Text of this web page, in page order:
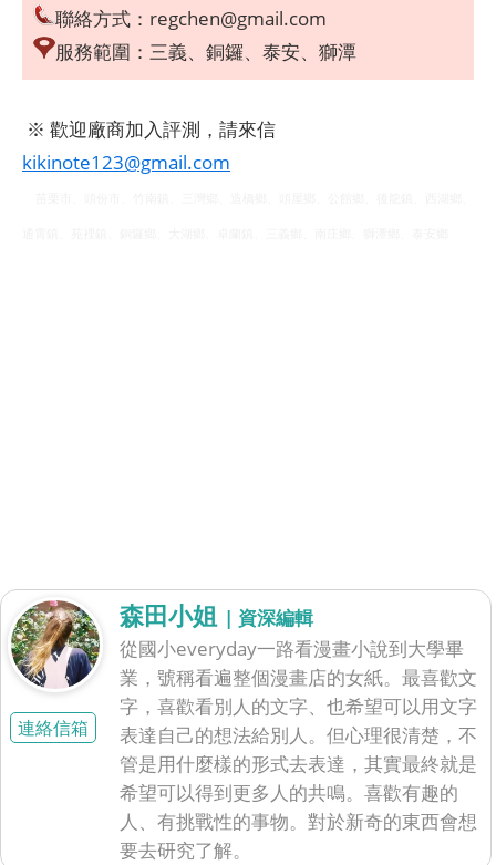
聯絡方式： regchen@gmail.com
服務範圍：三義、銅鑼、泰安、獅潭
※ 歡迎廠商加入評測，請來信
kikinote123@gmail.com
連絡信箱
森田小姐 | 資深編輯
從國小everyday一路看漫畫小說到大學畢
業，號稱看遍整個漫畫店的女紙。最喜歡文
字，喜歡看別人的文字、也希望可以用文字
表達自己的想法給別人。但心理很清楚，不
管是用什麼樣的形式去表達，其實最終就是
希望可以得到更多人的共鳴。喜歡有趣的
人、有挑戰性的事物。對於新奇的東西會想
要去研究了解。